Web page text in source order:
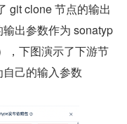
git clone 节点的输出
出参数作为 sonatyp
，下图演示了下游节
己的输入参数